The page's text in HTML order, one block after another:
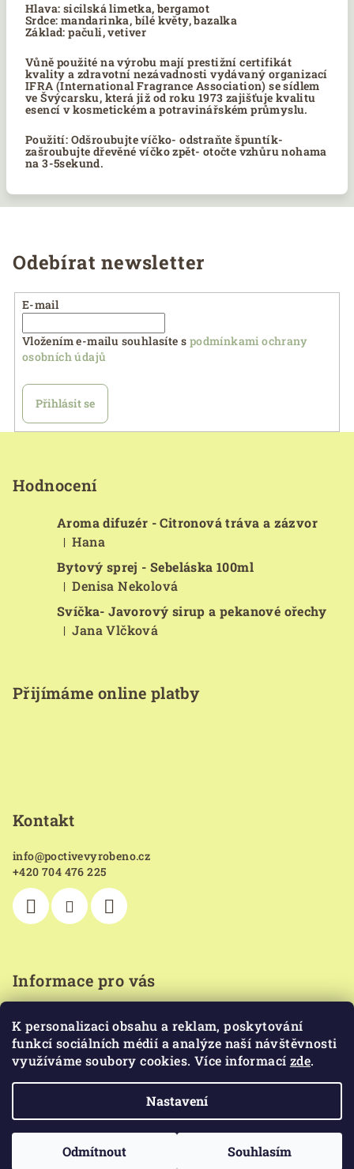
K personalizaci obsahu a reklam, poskytování
funkcí sociálních médií a analýze naší návštěvnosti
využíváme soubory cookies. Více informací zde.
Nastavení
Odmítnout Souhlasím
Hlava: sicilská limetka, bergamot
Srdce: mandarinka, bílé květy, bazalka
Základ: pačuli, vetiver
Vůně použité na výrobu mají prestižní certifikát
kvality a zdravotní nezávadnosti vydávaný organizací
IFRA (International Fragrance Association) se sídlem
ve Švýcarsku, která již od roku 1973 zajišťuje kvalitu
esencí v kosmetickém a potravinářském průmyslu.
Použití: Odšroubujte víčko- odstraňte špuntík-
zašroubujte dřevěné víčko zpět- otočte vzhůru nohama
na 3-5sekund.
Odebírat newsletter
E-mail
Vložením e-mailu souhlasíte s podmínkami ochrany
osobních údajů
Přihlásit se
Hodnocení
Aroma difuzér - Citronová tráva a zázvor
Hodnocení produktu je 5 z 5 hvězdiček.
| Hana
Bytový sprej - Sebeláska 100ml
Hodnocení produktu je 5 z 5 hvězdiček.
| Denisa Nekolová
Svíčka- Javorový sirup a pekanové ořechy
Hodnocení produktu je 5 z 5 hvězdiček.
| Jana Vlčková
Přijímáme online platby
Kontakt
info@poctivevyrobeno.cz
+420 704 476 225
Informace pro vás
Obchodní podmínky
Podmínky ochrany osobních údajů
Upravit nastavení cookies